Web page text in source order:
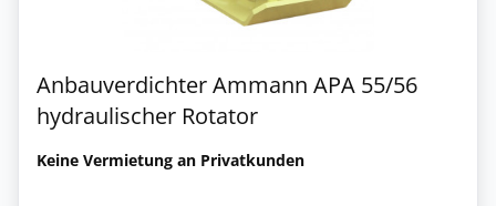
Anbauverdichter Ammann APA 55/56
hydraulischer Rotator
Keine Vermietung an Privatkunden